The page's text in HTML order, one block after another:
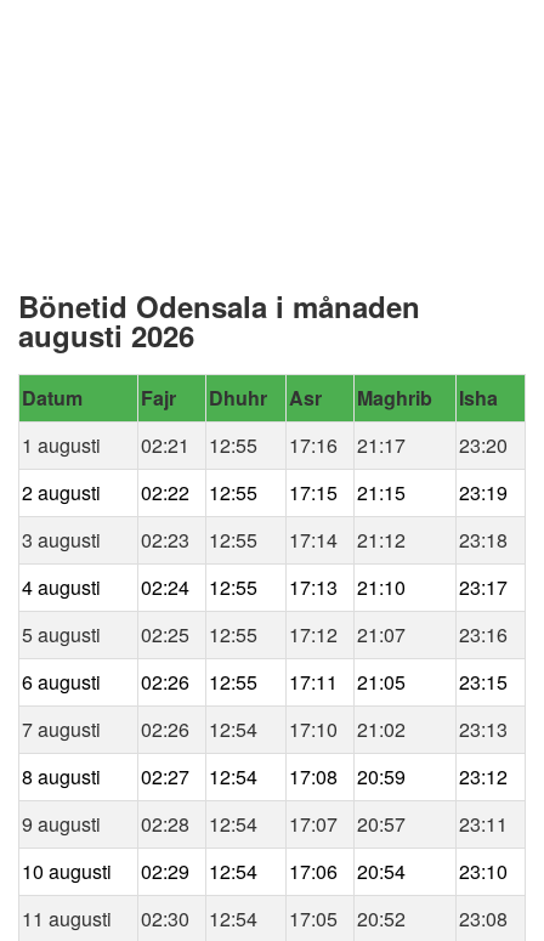
Bönetid Odensala i månaden
augusti 2026
Datum Fajr Dhuhr Asr Maghrib
Isha
1 augusti
02:21 12:55 17:16 21:17
23:20
2 augusti
02:22 12:55 17:15 21:15
23:19
3 augusti
02:23 12:55 17:14 21:12
23:18
4 augusti
02:24 12:55 17:13 21:10
23:17
5 augusti
02:25 12:55 17:12 21:07
23:16
6 augusti
02:26 12:55 17:11 21:05
23:15
7 augusti
02:26 12:54 17:10 21:02
23:13
8 augusti
02:27 12:54 17:08 20:59
23:12
9 augusti
02:28 12:54 17:07 20:57
23:11
10 augusti
02:29 12:54 17:06 20:54
23:10
11 augusti
02:30 12:54 17:05 20:52
23:08